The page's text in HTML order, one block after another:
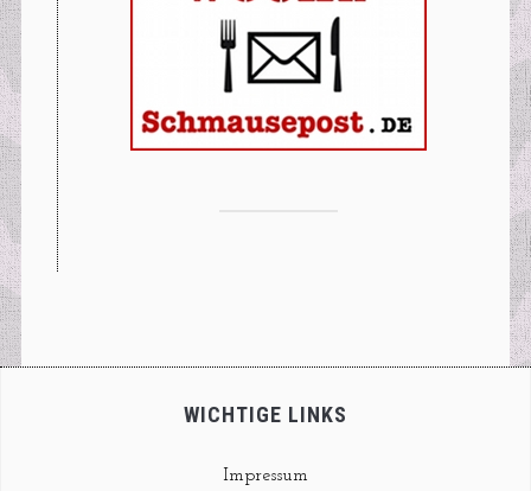
WICHTIGE LINKS
Impressum